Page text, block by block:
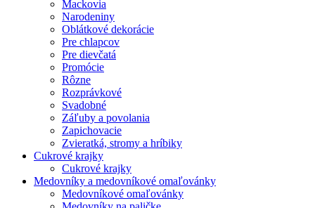
Mackovia
Narodeniny
Oblátkové dekorácie
Pre chlapcov
Pre dievčatá
Promócie
Rôzne
Rozprávkové
Svadobné
Záľuby a povolania
Zapichovacie
Zvieratká, stromy a hríbiky
Cukrové krajky
Cukrové krajky
Medovníky a medovníkové omaľovánky
Medovníkové omaľovánky